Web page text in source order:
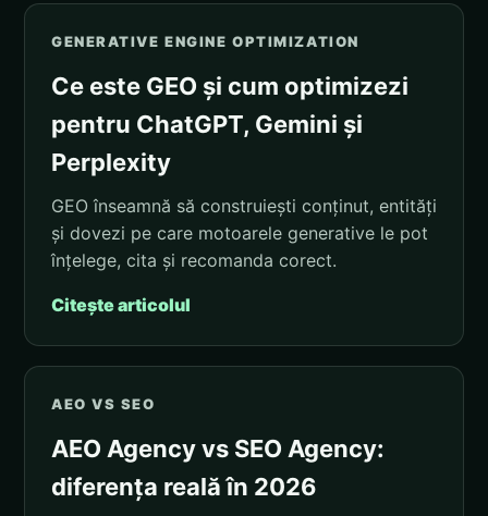
GENERATIVE ENGINE OPTIMIZATION
Ce este GEO și cum optimizezi
pentru ChatGPT, Gemini și
Perplexity
GEO înseamnă să construiești conținut, entități
și dovezi pe care motoarele generative le pot
înțelege, cita și recomanda corect.
Citește articolul
AEO VS SEO
AEO Agency vs SEO Agency:
diferența reală în 2026